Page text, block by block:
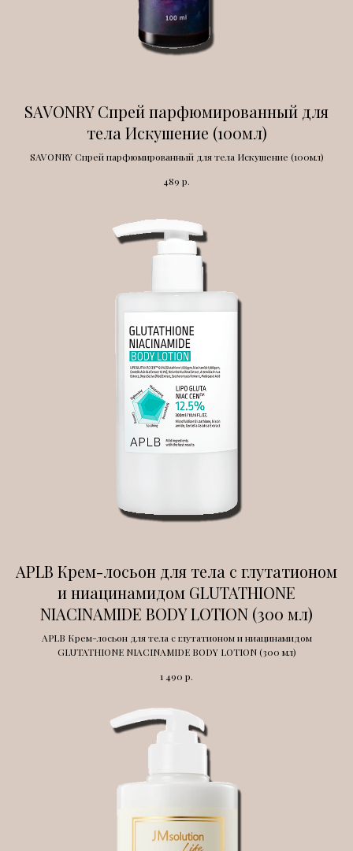
SAVONRY Спрей парфюмированный для
тела Искушение (100мл)
SAVONRY Спрей парфюмированный для тела Искушение (100мл)
489 р.
APLB Крем-лосьон для тела с глутатионом
и ниацинамидом GLUTATHIONE
NIACINAMIDE BODY LOTION (300 мл)
APLB Крем-лосьон для тела с глутатионом и ниацинамидом
GLUTATHIONE NIACINAMIDE BODY LOTION (300 мл)
1 490 р.